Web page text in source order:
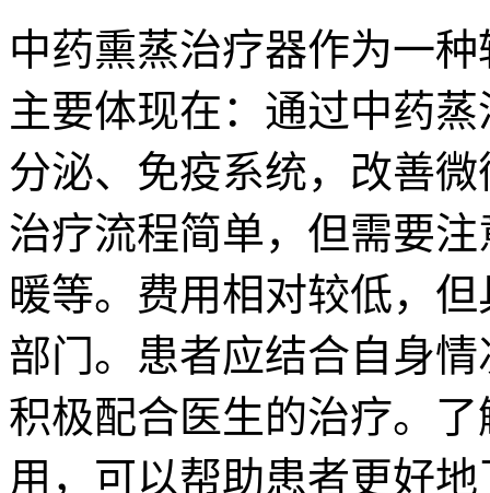
中药熏蒸治疗器作为一
主要体现在：通过中药
分泌、免疫系统，改善
治疗流程简单，但需要
暖等。费用相对较低，
部门。患者应结合自身
积极配合医生的治疗。
用，可以帮助患者更好